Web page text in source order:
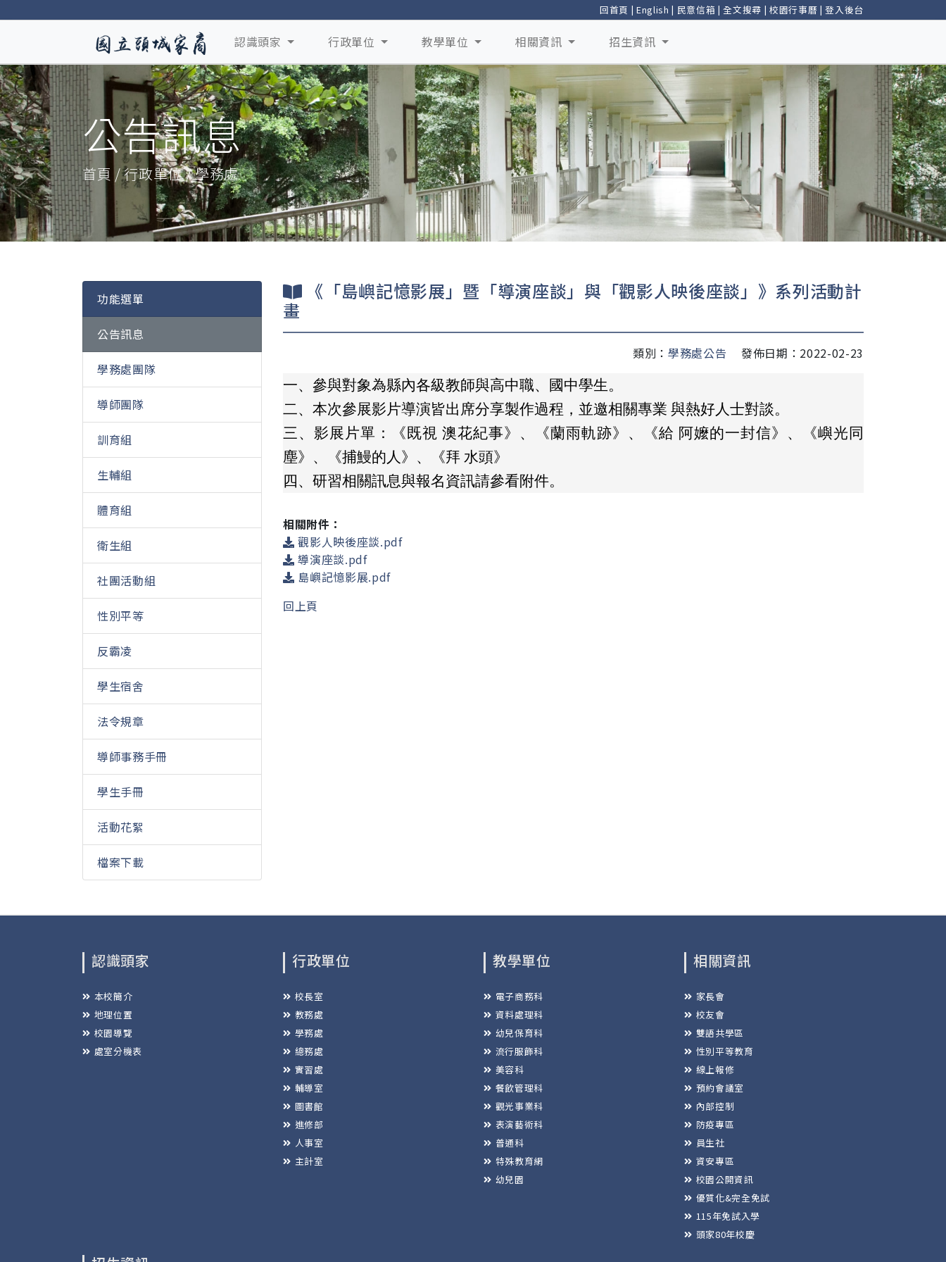
回首頁 | English | 民意信箱 |全文搜尋 | 校園行事曆 |登入後台
認識頭家 行政單位 教學單位 相關資訊 招生資訊
公告訊息
首頁 / 行政單位 / 學務處
功能選單
公告訊息
學務處團隊
導師團隊
訓育組
生輔組
體育組
衛生組
社團活動組
性別平等
反霸凌
學生宿舍
法令規章
導師事務手冊
學生手冊
活動花絮
檔案下載
《「島嶼記憶影展」暨「導演座談」與「觀影人映後座談」》系列活動計
畫
類別： 學務處公告
發佈日期：2022-02-23
一、參與對象為縣內各級教師與高中職、國中學生。
二、本次參展影片導演皆出席分享製作過程，並邀相關專業 與熱好人士對談。
三、影展片單：《既視 澳花紀事》、《蘭雨軌跡》、《給 阿嬤的一封信》、《嶼光同
塵》、《捕鰻的人》、《拜 水頭》
四、研習相關訊息與報名資訊請參看附件。
相關附件：
觀影人映後座談.pdf
導演座談.pdf
島嶼記憶影展.pdf
回上頁
認識頭家
本校簡介
地理位置
校園導覽
處室分機表
行政單位
校長室
教務處
學務處
總務處
實習處
輔導室
圖書館
進修部
人事室
主計室
教學單位
電子商務科
資料處理科
幼兒保育科
流行服飾科
美容科
餐飲管理科
觀光事業科
表演藝術科
普通科
特殊教育網
幼兒園
相關資訊
家長會
校友會
雙語共學區
性別平等教育
線上報修
預約會議室
內部控制
防疫專區
員生社
資安專區
校園公開資訊
優質化&完全免試
115年免試入學
頭家80年校慶